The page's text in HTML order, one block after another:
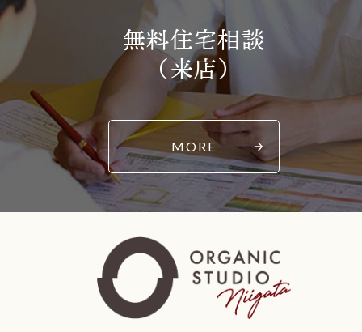
無料住宅相談
（来店）
MORE